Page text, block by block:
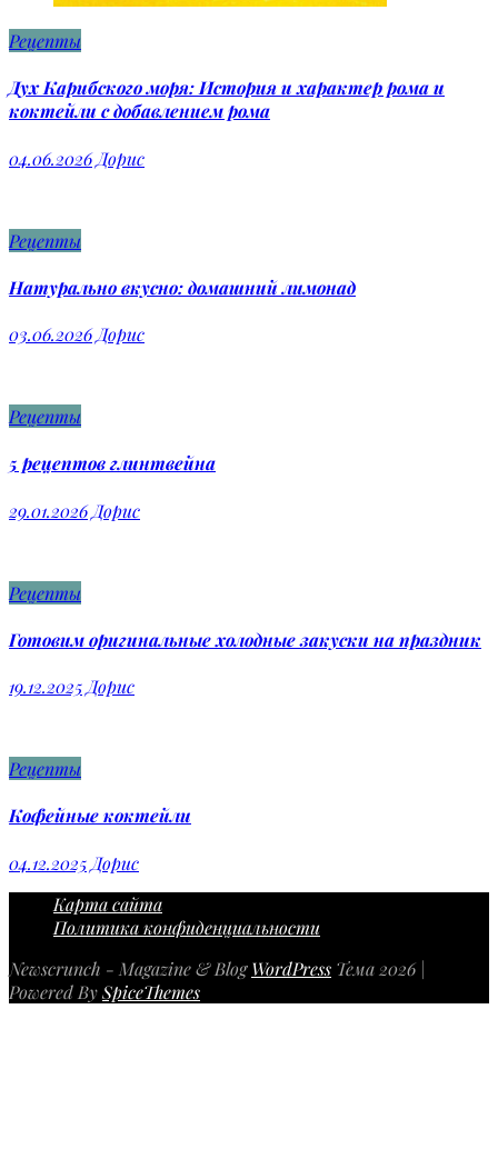
Рецепты
Дух Карибского моря: История и характер рома и
коктейли с добавлением рома
04.06.2026 Дорис
Рецепты
Натурально вкусно: домашний лимонад
03.06.2026 Дорис
Рецепты
5 рецептов глинтвейна
29.01.2026 Дорис
Рецепты
Готовим оригинальные холодные закуски на праздник
19.12.2025 Дорис
Рецепты
Кофейные коктейли
04.12.2025 Дорис
Карта сайта
Политика конфиденциальности
Newscrunch - Magazine & BlogWordPress Тема 2026 |
Powered BySpiceThemes